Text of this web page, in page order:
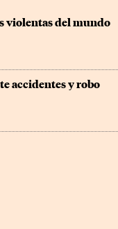
violentas del mundo
accidentes y robo